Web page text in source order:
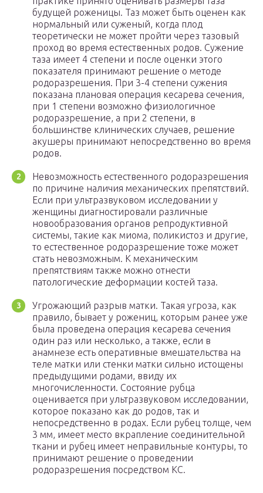
будущей роженицы. Таз может быть оценен как
нормальный или суженый, когда плод
теоретически не может пройти через тазовый
проход во время естественных родов. Сужение
таза имеет 4 степени и после оценки этого
показателя принимают решение о методе
родоразрешения. При 3-4 степени сужения
показана плановая операция кесарева сечения,
при 1 степени возможно физиологичное
родоразрешение, а при 2 степени, в
большинстве клинических случаев, решение
акушеры принимают непосредственно во время
родов.
Невозможность естественного родоразрешения
по причине наличия механических препятствий.
Если при ультразвуковом исследовании у
женщины диагностировали различные
новообразования органов репродуктивной
системы, такие как миома, поликистоз и другие,
то естественное родоразрешение тоже может
стать невозможным. К механическим
препятствиям также можно отнести
патологические деформации костей таза.
Угрожающий разрыв матки. Такая угроза, как
правило, бывает у рожениц, которым ранее уже
была проведена операция кесарева сечения
один раз или несколько, а также, если в
анамнезе есть оперативные вмешательства на
теле матки или стенки матки сильно истощены
предыдущими родами, ввиду их
многочисленности. Состояние рубца
оценивается при ультразвуковом исследовании,
которое показано как до родов, так и
непосредственно в родах. Если рубец толще, чем
3 мм, имеет место вкрапление соединительной
ткани и рубец имеет неправильные контуры, то
принимают решение о проведении
родоразрешения посредством КС.